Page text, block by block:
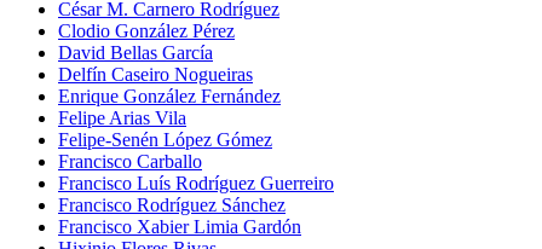
César M. Carnero Rodríguez
Clodio González Pérez
David Bellas García
Delfín Caseiro Nogueiras
Enrique González Fernández
Felipe Arias Vila
Felipe-Senén López Gómez
Francisco Carballo
Francisco Luís Rodríguez Guerreiro
Francisco Rodríguez Sánchez
Francisco Xabier Limia Gardón